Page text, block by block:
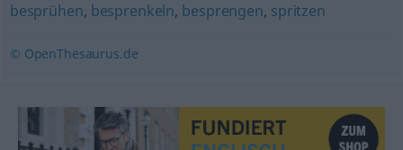
besprühen, besprenkeln, besprengen, spritzen
© OpenThesaurus.de